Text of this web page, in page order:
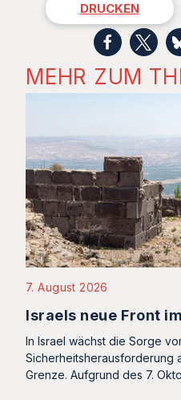
DRUCKEN
MEHR ZUM
7. August 2026
Israels neue Front
In Israel wächst die Sorge
Sicherheitsherausforderung
Grenze. Aufgrund des 7.